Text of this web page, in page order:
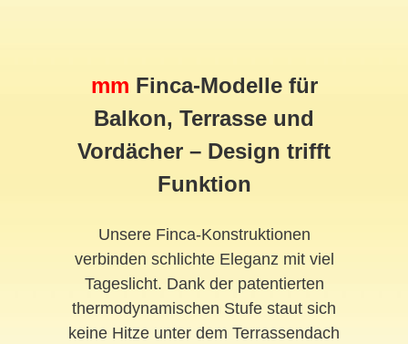
mm Finca-Modelle für
Balkon, Terrasse und
Vordächer – Design trifft
Funktion
Unsere Finca-Konstruktionen
verbinden schlichte Eleganz mit viel
Tageslicht. Dank der patentierten
thermodynamischen Stufe staut sich
keine Hitze unter dem Terrassendach